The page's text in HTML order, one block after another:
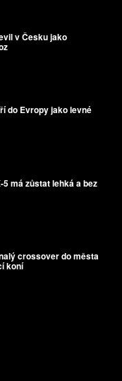
v Česku jako
do Evropy jako levné
5 má zůstat lehká a bez
crossover do města
koní